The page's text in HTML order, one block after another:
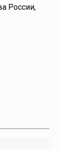
России,